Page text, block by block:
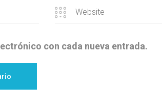
con cada nueva entrada.